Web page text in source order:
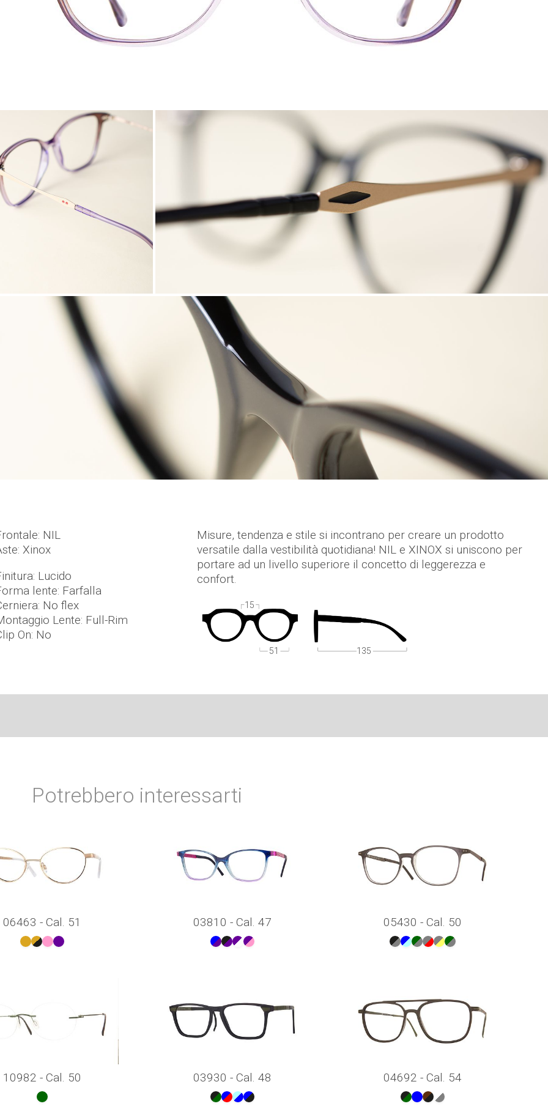
NIL
Xinox
Lucido
lente: Farfalla
No flex
Lente: Full-Rim
On: No
Misure, tendenza e stile si incontrano per creare un prodotto
versatile dalla vestibilità quotidiana! NIL e XINOX si uniscono per
portare ad un livello superiore il concetto di leggerezza e
confort.
51
15
135
Potrebbero interessarti
06463 - Cal. 51 03810 - Cal. 47 05430 - Cal. 50
10982 - Cal. 50 03930 - Cal. 48 04692 - Cal. 54